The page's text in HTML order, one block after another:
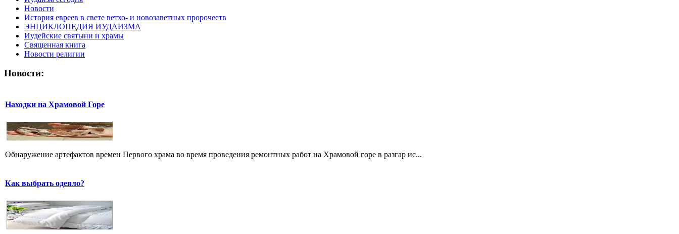
Новости
История евреев в свете ветхо- и новозаветных пророчеств
ЭНЦИКЛОПЕДИЯ ИУДАИЗМА
Иудейские святыни и храмы
Священная книга
Новости религии
Новости:
Находки на Храмовой Горе
Обнаружение артефактов времен Первого храма во время проведения ремонтных работ на Храмовой горе в разгар ис...
Как выбрать одеяло?